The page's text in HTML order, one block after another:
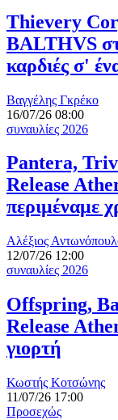
Thievery
BALTHVS
καρδιές σ'
Βαγγέλης Γκρέκο
16/07/26 08:00
συναυλίες 2026
Pantera,
Release
περιμέναμε
Αλέξιος
12/07/26 12:00
συναυλίες 2026
Offspring,
Release
γιορτή
Κωστής Κοτσώνης
11/07/26 17:00
Προσεχώς